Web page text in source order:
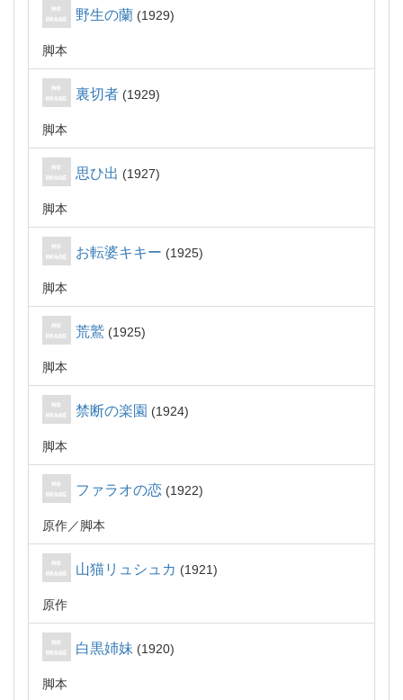
野生の蘭 1929
脚本
裏切者 1929
脚本
思ひ出 1927
脚本
お転婆キキー 1925
脚本
荒鷲 1925
脚本
禁断の楽園 1924
脚本
ファラオの恋 1922
原作 脚本
山猫リュシュカ 1921
原作
白黒姉妹 1920
脚本